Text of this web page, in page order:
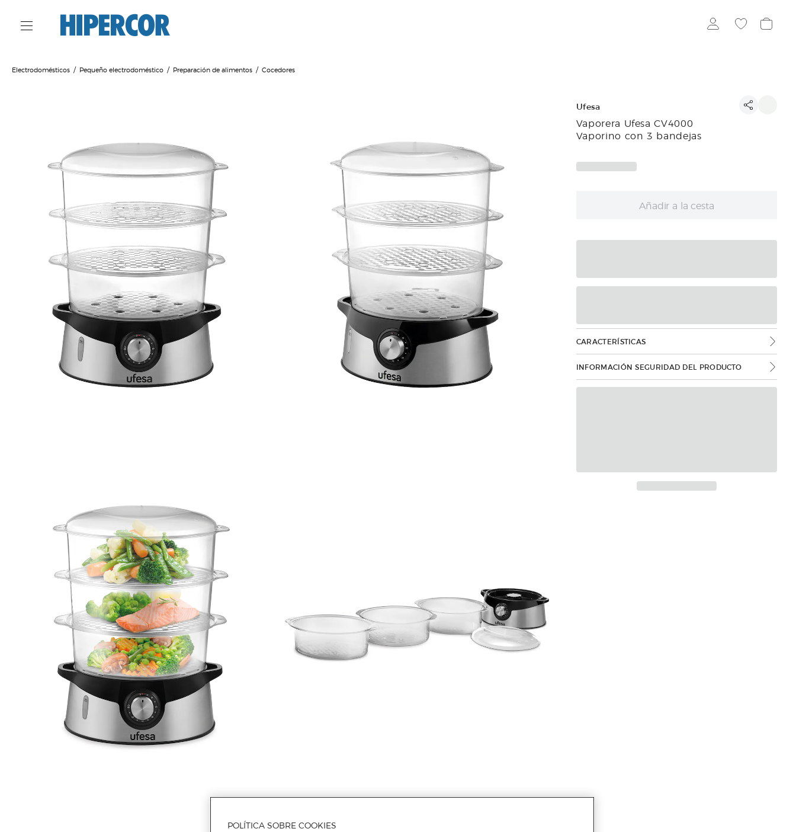
Electrodomésticos Pequeño electrodoméstico Preparación de alimentos Cocedores
Ufesa
Vaporera Ufesa CV4000
Vaporino con 3 bandejas
Añadir a la cesta
CARACTERÍSTICAS
INFORMACIÓN SEGURIDAD DEL PRODUCTO
POLÍTICA SOBRE COOKIES